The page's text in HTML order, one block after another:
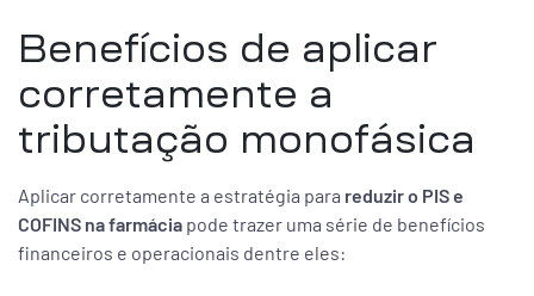
Benefícios de aplicar
corretamente a
tributação monofásica
Aplicar corretamente a estratégia para reduzir o PIS e
COFINS na farmácia pode trazer uma série de benefícios
financeiros e operacionais dentre eles: